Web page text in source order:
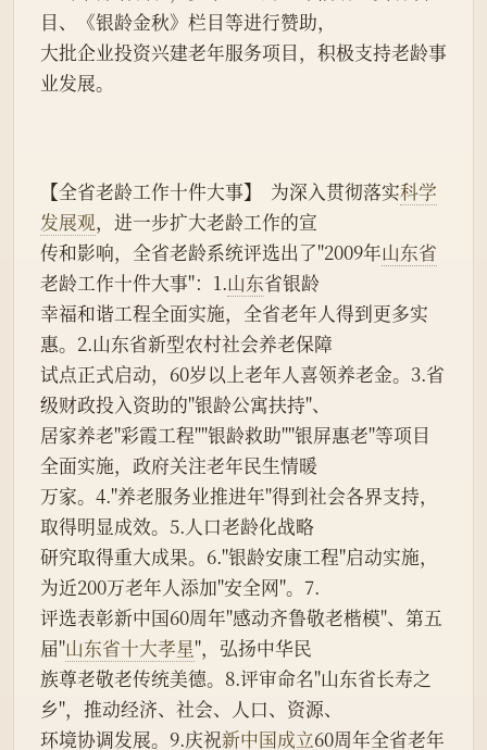
目、《银龄金秋》栏目等进行赞助，
大批企业投资兴建老年服务项目，积极支持老龄事
业发展。
【全省老龄工作十件大事】  为深入贯彻落实科学
发展观，进一步扩大老龄工作的宣
传和影响，全省老龄系统评选出了"2009年山东省
老龄工作十件大事"：1.山东省银龄
幸福和谐工程全面实施，全省老年人得到更多实
惠。2.山东省新型农村社会养老保障
试点正式启动，60岁以上老年人喜领养老金。3.省
级财政投入资助的"银龄公寓扶持"、
居家养老"彩霞工程""银龄救助""银屏惠老"等项目
全面实施，政府关注老年民生情暖
万家。4."养老服务业推进年"得到社会各界支持，
取得明显成效。5.人口老龄化战略
研究取得重大成果。6."银龄安康工程"启动实施，
为近200万老年人添加"安全网"。7.
评选表彰新中国60周年"感动齐鲁敬老楷模"、第五
届"山东省十大孝星"，弘扬中华民
族尊老敬老传统美德。8.评审命名"山东省长寿之
乡"，推动经济、社会、人口、资源、
环境协调发展。9.庆祝新中国成立60周年全省老年